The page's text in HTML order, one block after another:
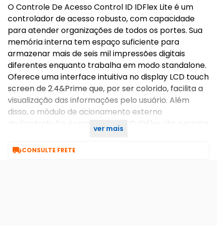
O Controle De Acesso Control ID IDFlex Lite é um
controlador de acesso robusto, com capacidade
para atender organizações de todos os portes. Sua
memória interna tem espaço suficiente para
armazenar mais de seis mil impressões digitais
diferentes enquanto trabalha em modo standalone.
Oferece uma interface intuitiva no display LCD touch
screen de 2.4&Prime que, por ser colorido, facilita a
visualização das informações pelo usuário. Além
disso, o módulo de acionamento externo
do Controle De Acesso Control ID IDFlex Lite permite
ver mais
CONSULTE FRETE